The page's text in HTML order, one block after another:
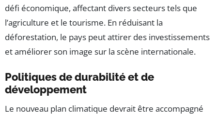
défi économique, affectant divers secteurs tels que
l’agriculture et le tourisme. En réduisant la
déforestation, le pays peut attirer des investissements
et améliorer son image sur la scène internationale.
Politiques de durabilité et de
développement
Le nouveau plan climatique devrait être accompagné